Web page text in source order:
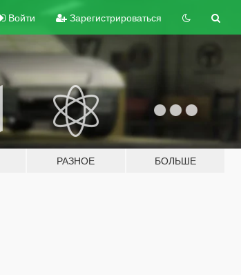
Войти Зарегистрироваться
РАЗНОЕ БОЛЬШЕ